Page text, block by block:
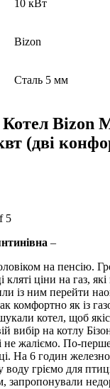
10 кВт
Bizon
Сталь 5 мм
Котел Bizon
(дві
5
–
на пенсію.
ціни на газ,
із ним перейти
комфортно як із
котел, щоб
вибір на котлу
не жаліємо. По-
На 6 годин
воду гріємо для
запропонували